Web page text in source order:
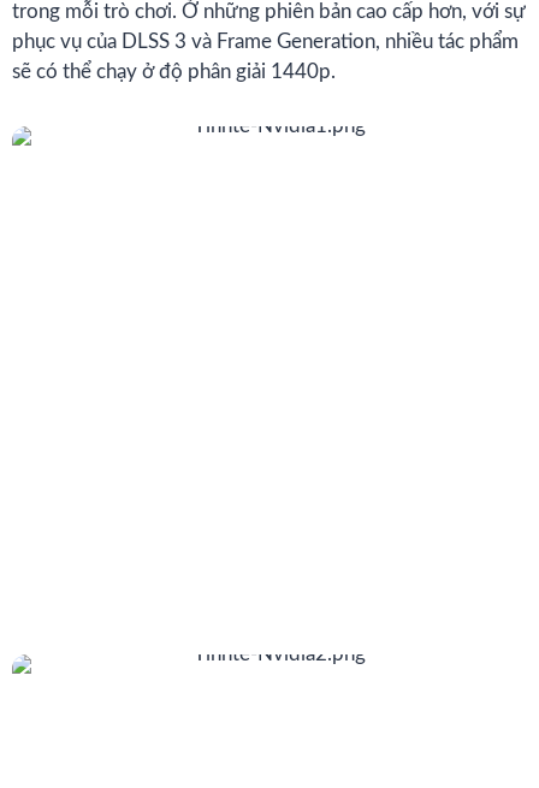
trong mỗi trò chơi. Ở những phiên bản cao cấp hơn, với sự
phục vụ của DLSS 3 và Frame Generation, nhiều tác phẩm
sẽ có thể chạy ở độ phân giải 1440p.